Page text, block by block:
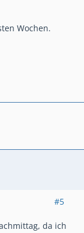
Wochen.
#5
da ich